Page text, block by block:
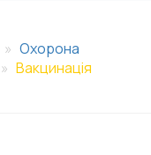
Охорона
Вакцинація